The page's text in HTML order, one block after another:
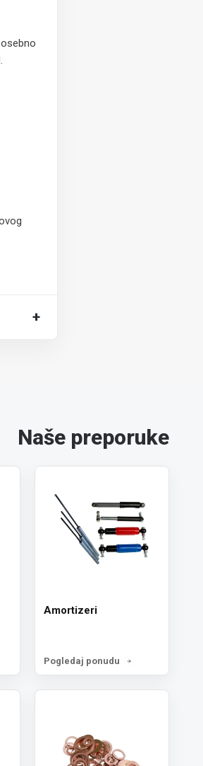
+
Naše preporuke
Amortizeri
Pogledaj ponudu